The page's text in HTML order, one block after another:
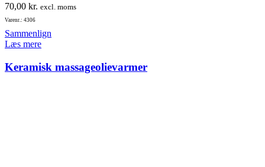
70,00 kr. excl. moms
Varenr.: 4306
Sammenlign
Læs mere
Keramisk massageolievarmer